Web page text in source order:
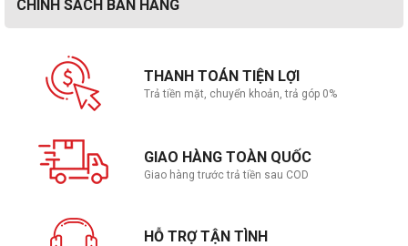
CHÍNH SÁCH BÁN HÀNG
THANH TOÁN TIỆN LỢI
Trả tiền mặt, chuyển khoản, trả góp 0%
GIAO HÀNG TOÀN QUỐC
Giao hàng trước trả tiền sau COD
HỖ TRỢ TẬN TÌNH